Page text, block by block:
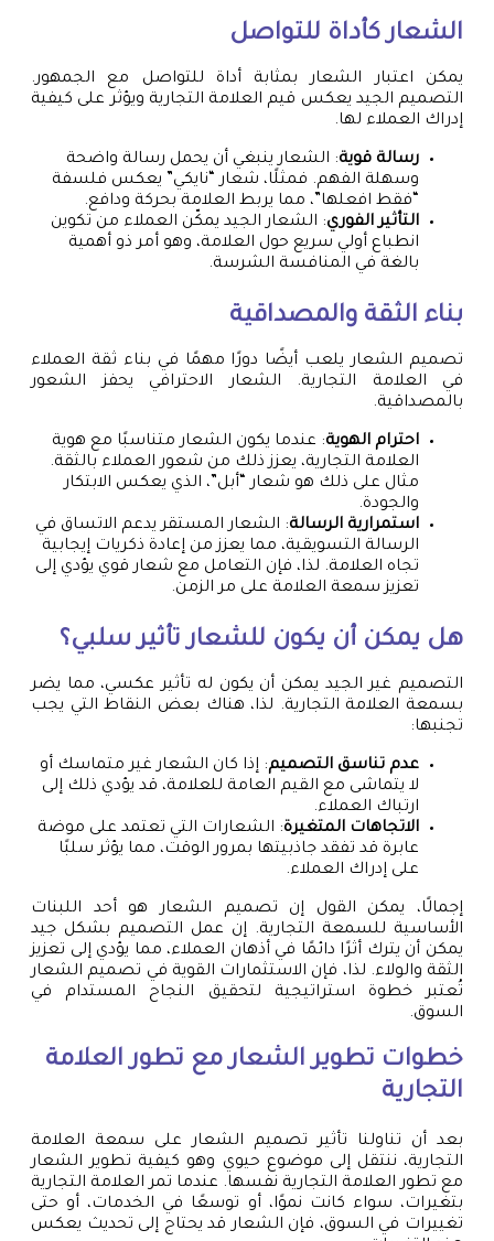
الشعار كأداة للتواصل
يمكن اعتبار الشعار بمثابة أداة للتواصل مع الجمهور.
التصميم الجيد يعكس قيم العلامة التجارية ويؤثر على كيفية
إدراك العملاء لها.
رسالة قوية: الشعار ينبغي أن يحمل رسالة واضحة
وسهلة الفهم. فمثلًا، شعار “نايكي” يعكس فلسفة
“فقط افعلها”، مما يربط العلامة بحركة ودافع.
التأثير الفوري: الشعار الجيد يمكّن العملاء من تكوين
انطباع أولي سريع حول العلامة، وهو أمر ذو أهمية
بالغة في المنافسة الشرسة.
بناء الثقة والمصداقية
تصميم الشعار يلعب أيضًا دورًا مهمًا في بناء ثقة العملاء
في العلامة التجارية. الشعار الاحترافي يحفز الشعور
بالمصداقية.
احترام الهوية: عندما يكون الشعار متناسبًا مع هوية
العلامة التجارية، يعزز ذلك من شعور العملاء بالثقة.
مثال على ذلك هو شعار “أبل”، الذي يعكس الابتكار
والجودة.
استمرارية الرسالة: الشعار المستقر يدعم الاتساق في
الرسالة التسويقية، مما يعزز من إعادة ذكريات إيجابية
تجاه العلامة. لذا، فإن التعامل مع شعار قوي يؤدي إلى
تعزيز سمعة العلامة على مر الزمن.
هل يمكن أن يكون للشعار تأثير سلبي؟
التصميم غير الجيد يمكن أن يكون له تأثير عكسي، مما يضر
بسمعة العلامة التجارية. لذا، هناك بعض النقاط التي يجب
تجنبها:
عدم تناسق التصميم: إذا كان الشعار غير متماسك أو
لا يتماشى مع القيم العامة للعلامة، قد يؤدي ذلك إلى
ارتباك العملاء.
الاتجاهات المتغيرة: الشعارات التي تعتمد على موضة
عابرة قد تفقد جاذبيتها بمرور الوقت، مما يؤثر سلبًا
على إدراك العملاء.
إجمالًا، يمكن القول إن تصميم الشعار هو أحد اللبنات
الأساسية للسمعة التجارية. إن عمل التصميم بشكل جيد
يمكن أن يترك أثرًا دائمًا في أذهان العملاء، مما يؤدي إلى تعزيز
الثقة والولاء. لذا، فإن الاستثمارات القوية في تصميم الشعار
تُعتبر خطوة استراتيجية لتحقيق النجاح المستدام في
السوق.
خطوات تطوير الشعار مع تطور العلامة
التجارية
بعد أن تناولنا تأثير تصميم الشعار على سمعة العلامة
التجارية، ننتقل إلى موضوع حيوي وهو كيفية تطوير الشعار
مع تطور العلامة التجارية نفسها. عندما تمر العلامة التجارية
بتغيرات، سواء كانت نموًا، أو توسعًا في الخدمات، أو حتى
تغييرات في السوق، فإن الشعار قد يحتاج إلى تحديث يعكس